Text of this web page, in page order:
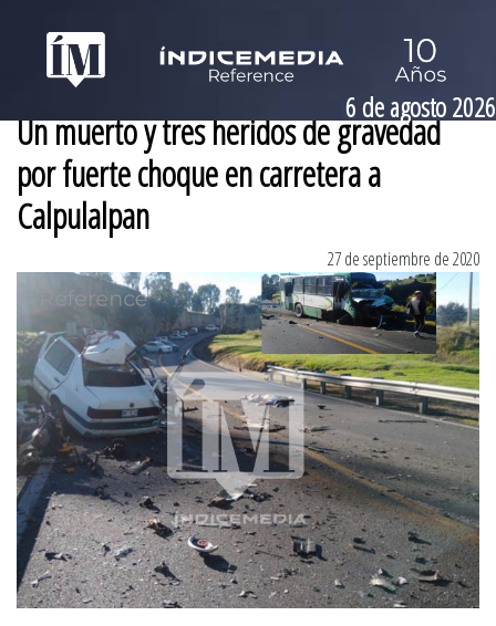
6 de agosto 2026
Un muerto y tres heridos de gravedad
por fuerte choque en carretera a
Calpulalpan
27 de septiembre de 2020